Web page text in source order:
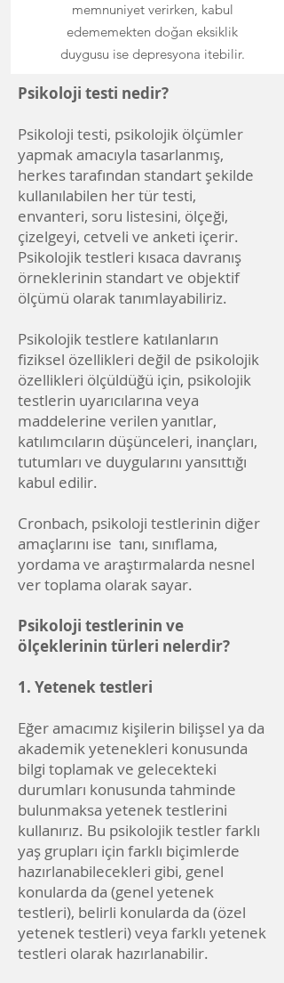
memnuniyet verirken, kabul
edememekten doğan eksiklik
duygusu ise depresyona itebilir.
Psikoloji testi nedir?
Psikoloji testi, psikolojik ölçümler
yapmak amacıyla tasarlanmış,
herkes tarafından standart şekilde
kullanılabilen her tür testi,
envanteri, soru listesini, ölçeği,
çizelgeyi, cetveli ve anketi içerir.
Psikolojik testleri kısaca davranış
örneklerinin standart ve objektif
ölçümü olarak tanımlayabiliriz.
Psikolojik testlere katılanların
fiziksel özellikleri değil de psikolojik
özellikleri ölçüldüğü için, psikolojik
testlerin uyarıcılarına veya
maddelerine verilen yanıtlar,
katılımcıların düşünceleri, inançları,
tutumları ve duygularını yansıttığı
kabul edilir.
Cronbach, psikoloji testlerinin diğer
amaçlarını ise tanı, sınıflama,
yordama ve araştırmalarda nesnel
ver toplama olarak sayar.
Psikoloji testlerinin ve
ölçeklerinin türleri nelerdir?
1. Yetenek testleri
Eğer amacımız kişilerin bilişsel ya da
akademik yetenekleri konusunda
bilgi toplamak ve gelecekteki
durumları konusunda tahminde
bulunmaksa yetenek testlerini
kullanırız. Bu psikolojik testler farklı
yaş grupları için farklı biçimlerde
hazırlanabilecekleri gibi, genel
konularda da (genel yetenek
testleri), belirli konularda da (özel
yetenek testleri) veya farklı yetenek
testleri olarak hazırlanabilir.